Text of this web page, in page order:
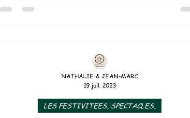
LES FESTIVITEES, SPECTACLES,
NATHALIE & JEAN-MARC
19 juil. 2023